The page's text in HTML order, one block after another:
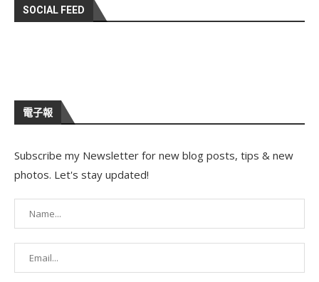
SOCIAL FEED
電子報
Subscribe my Newsletter for new blog posts, tips & new
photos. Let's stay updated!